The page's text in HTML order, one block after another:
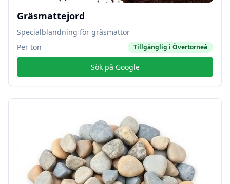
Gräsmattejord
Specialblandning för gräsmattor
Per ton
Tillgänglig i Övertorneå
Sök på Google